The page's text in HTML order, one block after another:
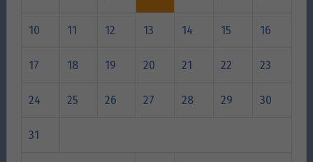
10 11 12 13 14 15 16
17 18 19 20 21 22 23
24 25 26 27 28 29 30
31